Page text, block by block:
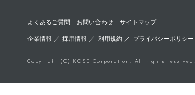
よくあるご質問 お問い合わせ サイトマップ
企業情報 ／採用情報 ／ 利用規約／ プライバシーポリシー
Copyright (C) KOSE Corporation. All rights reserved.